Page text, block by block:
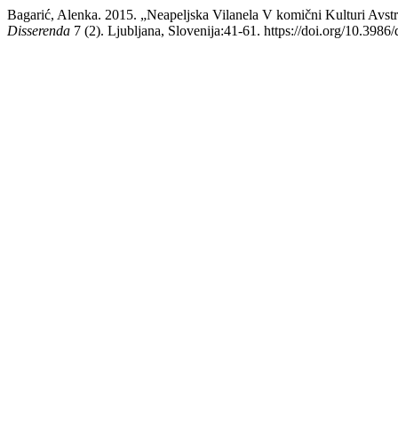
Bagarić, Alenka. 2015. „Neapeljska Vilanela V komični Kulturi
Disserenda 7 (2). Ljubljana, Slovenija:41-61. https://doi.org/10.3986/